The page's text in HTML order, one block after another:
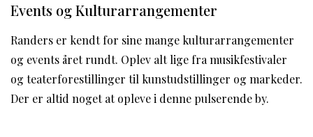
Events og Kulturarrangementer
Randers er kendt for sine mange kulturarrangementer
og events året rundt. Oplev alt lige fra musikfestivaler
og teaterforestillinger til kunstudstillinger og markeder.
Der er altid noget at opleve i denne pulserende by.